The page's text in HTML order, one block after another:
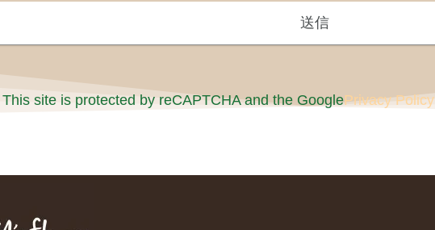
This site is protected by reCAPTCHA and the GooglePrivacy Policy